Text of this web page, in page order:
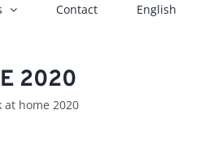
Contact English
2020
home 2020